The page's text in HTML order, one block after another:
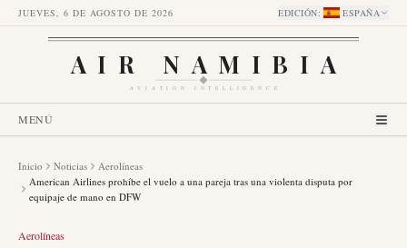
JUEVES, 6 DE AGOSTO DE 2026 EDICIÓN: ESPAÑA
AIR NAMIBIA
AVIATION INTELLIGENCE
MENÚ
Inicio Noticias
Aerolíneas
American Airlines prohíbe el vuelo a una pareja tras una violenta disputa por
equipaje de mano en DFW
Aerolíneas